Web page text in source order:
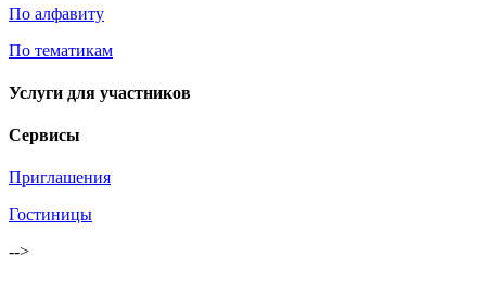
По алфавиту
По тематикам
Услуги для участников
Сервисы
Приглашения
Гостиницы
-->